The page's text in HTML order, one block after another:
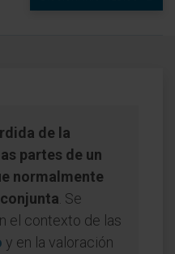
de la
partes de un
normalmente
. Se
el contexto de las
y en la valoración